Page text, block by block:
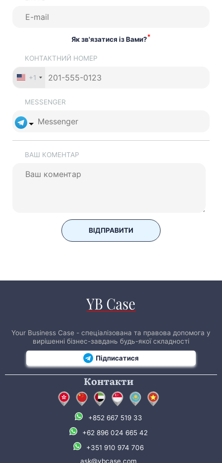
Як зв'язатися із Вами?*
КОНТАКТНИЙ НОМЕР
+1
MESSENGER
ВАШ КОМЕНТАР
ВІДПРАВИТИ
Your Business Case - спеціалізована та правова допомога у
вирішенні бізнес-завдань будь-якої складності
Підписатися
Контакти
+852 667 519 33
+62 896 024 665 42
+351 910 974 706
ask@ybcase.com